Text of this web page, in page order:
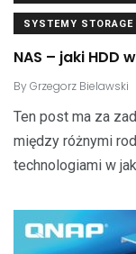
SYSTEMY
NAS – jaki HDD
ByGrzegorz Bielawski
Ten post ma za
między różnymi
technologiami w